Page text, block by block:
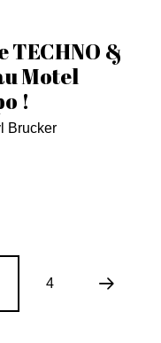
TECHNO &
Motel
!
Brucker
4